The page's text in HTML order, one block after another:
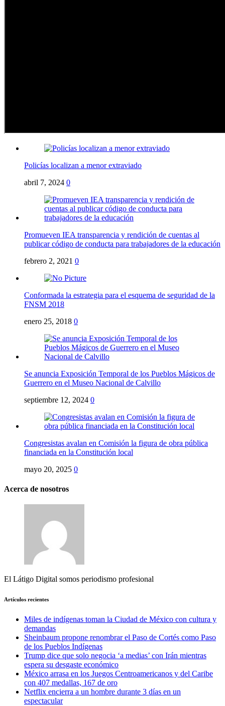
Policías localizan a menor extraviado
abril 7, 2024 0
Promueven IEA transparencia y rendición de cuentas al
publicar código de conducta para trabajadores de la educación
febrero 2, 2021 0
Conformada la estrategia para el esquema de seguridad de la
FNSM 2018
enero 25, 2018 0
Se anuncia Exposición Temporal de los Pueblos Mágicos de
Guerrero en el Museo Nacional de Calvillo
septiembre 12, 2024 0
Congresistas avalan en Comisión la figura de obra pública
financiada en la Constitución local
mayo 20, 2025 0
Acerca de nosotros
El Látigo Digital somos periodismo profesional
Artículos recientes
Miles de indígenas toman la Ciudad de México con cultura y
demandas
Sheinbaum propone renombrar el Paso de Cortés como Paso
de los Pueblos Indígenas
Trump dice que solo negocia ‘a medias’ con Irán mientras
espera su desgaste económico
México arrasa en los Juegos Centroamericanos y del Caribe
con 407 medallas, 167 de oro
Netflix encierra a un hombre durante 3 días en un
espectacular